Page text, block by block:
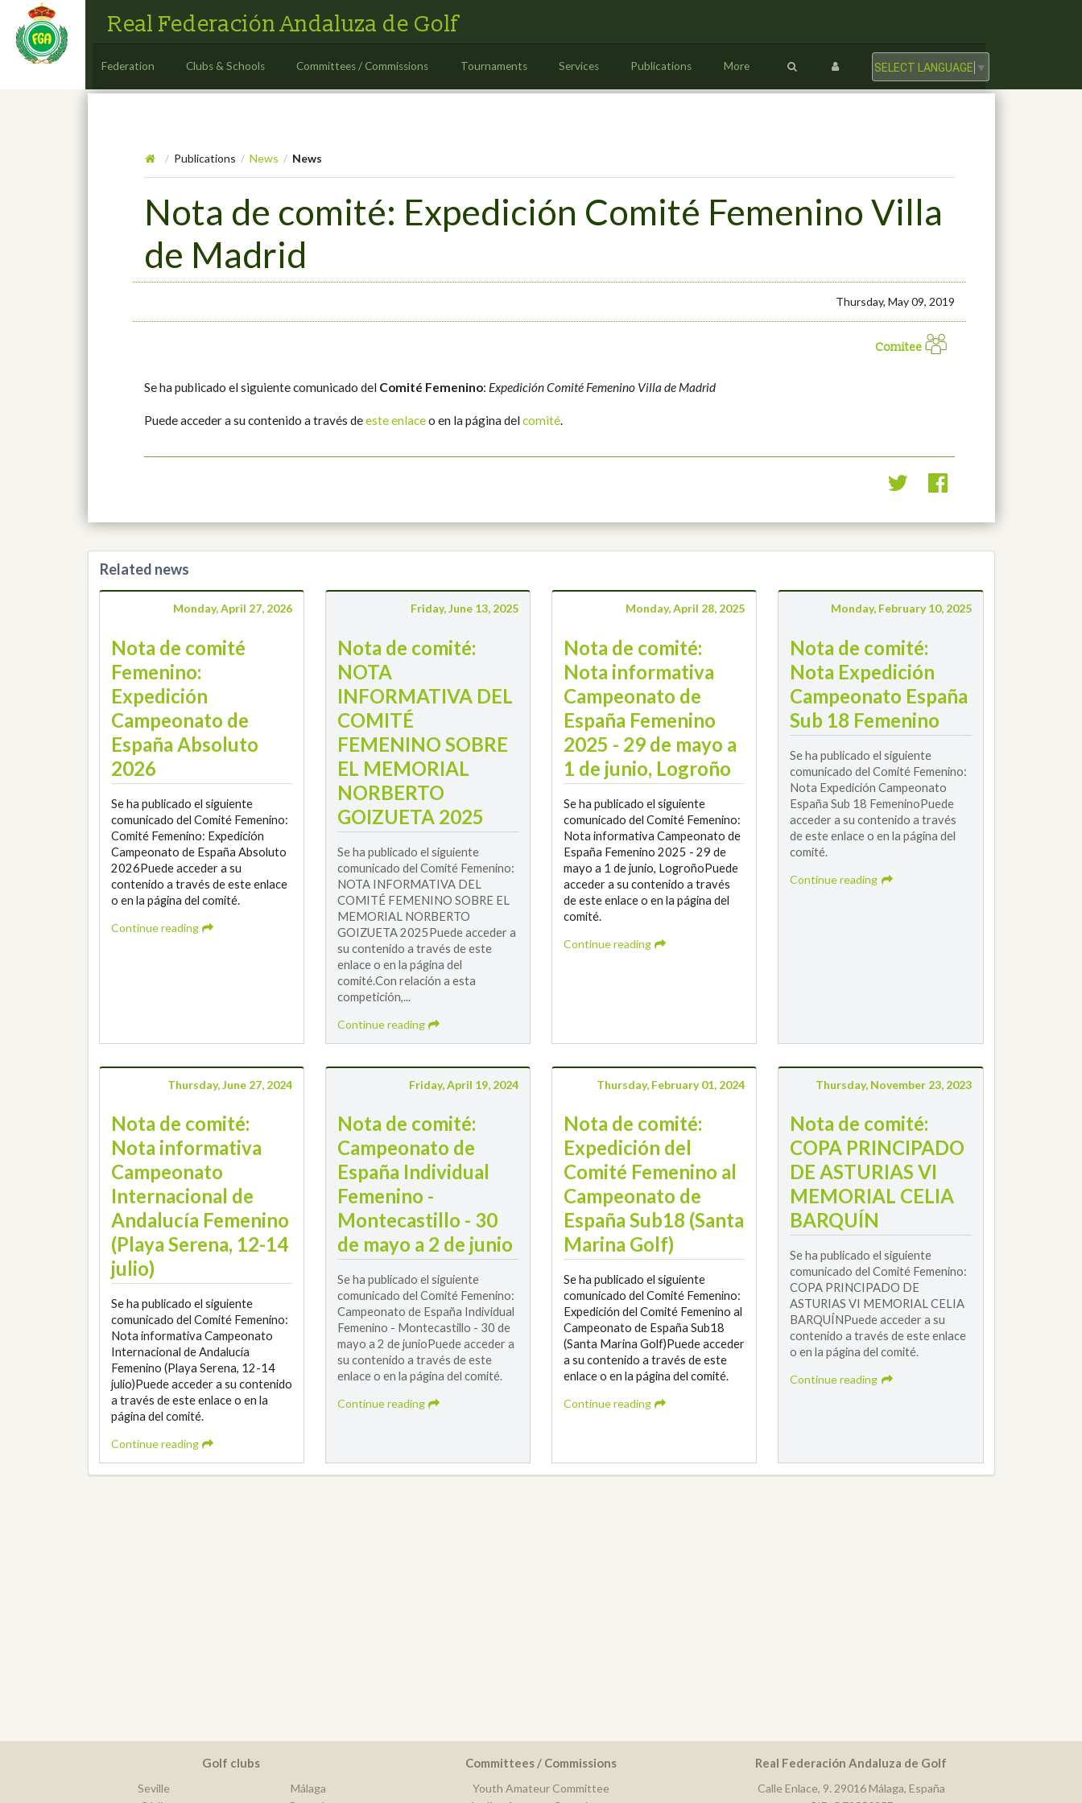
Real Federación Andaluza de Golf
Federation Clubs & Schools Committees / Commissions Tournaments Services Publications More SELECT LANGUAGE ▼
/ Publications / News / News
Nota de comité: Expedición Comité Femenino Villa
de Madrid
Thursday, May 09, 2019
Comitee
Se ha publicado el siguiente comunicado del Comité Femenino: Expedición Comité Femenino Villa de Madrid
Puede acceder a su contenido a través deeste enlaceo en la página delcomité.
Related news
Monday, April 27, 2026
Nota de comité
Femenino:
Expedición
Campeonato de
España Absoluto
2026
Se ha publicado el siguiente
comunicado del Comité Femenino:
Comité Femenino: Expedición
Campeonato de España Absoluto
2026Puede acceder a su
contenido a través de este enlace
o en la página del comité.
Continue reading
Friday, June 13, 2025
Nota de comité:
NOTA
INFORMATIVA DEL
COMITÉ
FEMENINO SOBRE
EL MEMORIAL
NORBERTO
GOIZUETA 2025
Se ha publicado el siguiente
comunicado del Comité Femenino:
NOTA INFORMATIVA DEL
COMITÉ FEMENINO SOBRE EL
MEMORIAL NORBERTO
GOIZUETA 2025Puede acceder a
su contenido a través de este
enlace o en la página del
comité.Con relación a esta
competición,...
Continue reading
Monday, April 28, 2025
Nota de comité:
Nota informativa
Campeonato de
España Femenino
2025 - 29 de mayo a
1 de junio, Logroño
Se ha publicado el siguiente
comunicado del Comité Femenino:
Nota informativa Campeonato de
España Femenino 2025 - 29 de
mayo a 1 de junio, LogroñoPuede
acceder a su contenido a través
de este enlace o en la página del
comité.
Continue reading
Monday, February 10, 2025
Nota de comité:
Nota Expedición
Campeonato España
Sub 18 Femenino
Se ha publicado el siguiente
comunicado del Comité Femenino:
Nota Expedición Campeonato
España Sub 18 FemeninoPuede
acceder a su contenido a través
de este enlace o en la página del
comité.
Continue reading
Thursday, June 27, 2024
Nota de comité:
Nota informativa
Campeonato
Internacional de
Andalucía Femenino
(Playa Serena, 12-14
julio)
Se ha publicado el siguiente
comunicado del Comité Femenino:
Nota informativa Campeonato
Internacional de Andalucía
Femenino (Playa Serena, 12-14
julio)Puede acceder a su contenido
a través de este enlace o en la
página del comité.
Continue reading
Friday, April 19, 2024
Nota de comité:
Campeonato de
España Individual
Femenino -
Montecastillo - 30
de mayo a 2 de junio
Se ha publicado el siguiente
comunicado del Comité Femenino:
Campeonato de España Individual
Femenino - Montecastillo - 30 de
mayo a 2 de junioPuede acceder a
su contenido a través de este
enlace o en la página del comité.
Continue reading
Thursday, February 01, 2024
Nota de comité:
Expedición del
Comité Femenino al
Campeonato de
España Sub18 (Santa
Marina Golf)
Se ha publicado el siguiente
comunicado del Comité Femenino:
Expedición del Comité Femenino al
Campeonato de España Sub18
(Santa Marina Golf)Puede acceder
a su contenido a través de este
enlace o en la página del comité.
Continue reading
Thursday, November 23, 2023
Nota de comité:
COPA PRINCIPADO
DE ASTURIAS VI
MEMORIAL CELIA
BARQUÍN
Se ha publicado el siguiente
comunicado del Comité Femenino:
COPA PRINCIPADO DE
ASTURIAS VI MEMORIAL CELIA
BARQUÍNPuede acceder a su
contenido a través de este enlace
o en la página del comité.
Continue reading
Golf clubs
Seville
Málaga
Committees / Commissions
Youth Amateur Committee
Real Federación Andaluza de Golf
Calle Enlace, 9. 29016 Málaga, España